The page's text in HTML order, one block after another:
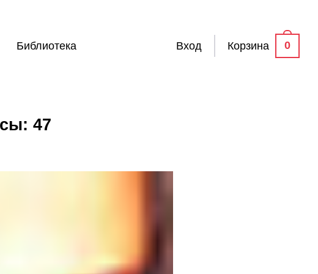
Библиотека Вход Корзина 0
47